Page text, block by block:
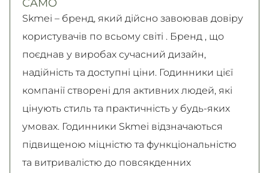
Детальніше
Детальніше
Skmei – бренд, який дійсно завоював довіру
користувачів по всьому світі . Бренд , що
поєднав у виробах сучасний дизайн,
надійність та доступні ціни. Годинники цієї
компанії створені для активних людей, які
цінують стиль та практичність у будь-яких
умовах. Годинники Skmei відзначаються
підвищеною міцністю та функціональністю
та витривалістю до повсякденних